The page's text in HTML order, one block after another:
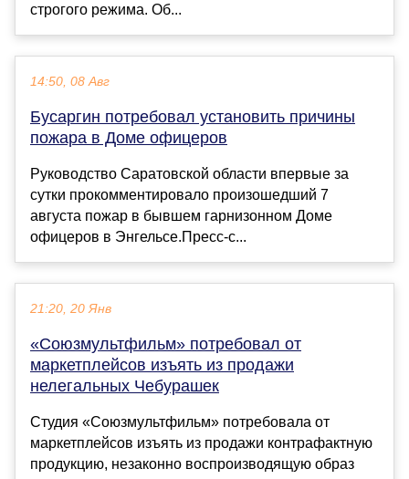
строгого режима. Об...
14:50, 08 Авг
Бусаргин потребовал установить причины
пожара в Доме офицеров
Руководство Саратовской области впервые за
сутки прокомментировало произошедший 7
августа пожар в бывшем гарнизонном Доме
офицеров в Энгельсе.Пресс-с...
21:20, 20 Янв
«Союзмультфильм» потребовал от
маркетплейсов изъять из продажи
нелегальных Чебурашек
Студия «Союзмультфильм» потребовала от
маркетплейсов изъять из продажи контрафактную
продукцию, незаконно воспроизводящую образ